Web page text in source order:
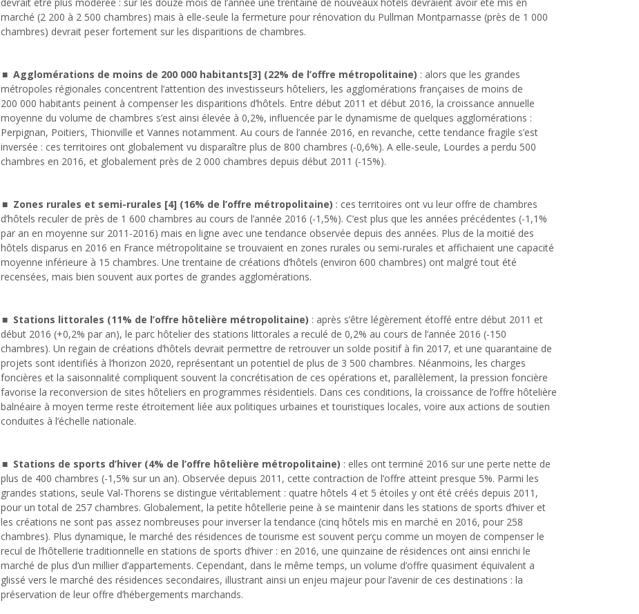
marché (2 200 à 2 500 chambres) mais à elle-seule la fermeture pour rénovation du Pullman Montparnasse (près de 1 000
chambres) devrait peser fortement sur les disparitions de chambres.
Agglomérations de moins de 200 000 habitants[3] (22% de l’offre métropolitaine) : alors que les grandes
métropoles régionales concentrent l’attention des investisseurs hôteliers, les agglomérations françaises de moins de
200 000 habitants peinent à compenser les disparitions d’hôtels. Entre début 2011 et début 2016, la croissance annuelle
moyenne du volume de chambres s’est ainsi élevée à 0,2%, influencée par le dynamisme de quelques agglomérations :
Perpignan, Poitiers, Thionville et Vannes notamment. Au cours de l’année 2016, en revanche, cette tendance fragile s’est
inversée : ces territoires ont globalement vu disparaître plus de 800 chambres (-0,6%). A elle-seule, Lourdes a perdu 500
chambres en 2016, et globalement près de 2 000 chambres depuis début 2011 (-15%).
Zones rurales et semi-rurales [4] (16% de l’offre métropolitaine) : ces territoires ont vu leur offre de chambres
d’hôtels reculer de près de 1 600 chambres au cours de l’année 2016 (-1,5%). C’est plus que les années précédentes (-1,1%
par an en moyenne sur 2011-2016) mais en ligne avec une tendance observée depuis des années. Plus de la moitié des
hôtels disparus en 2016 en France métropolitaine se trouvaient en zones rurales ou semi-rurales et affichaient une capacité
moyenne inférieure à 15 chambres. Une trentaine de créations d’hôtels (environ 600 chambres) ont malgré tout été
recensées, mais bien souvent aux portes de grandes agglomérations.
Stations littorales (11% de l’offre hôtelière métropolitaine) : après s’être légèrement étoffé entre début 2011 et
début 2016 (+0,2% par an), le parc hôtelier des stations littorales a reculé de 0,2% au cours de l’année 2016 (-150
chambres). Un regain de créations d’hôtels devrait permettre de retrouver un solde positif à fin 2017, et une quarantaine de
projets sont identifiés à l’horizon 2020, représentant un potentiel de plus de 3 500 chambres. Néanmoins, les charges
foncières et la saisonnalité compliquent souvent la concrétisation de ces opérations et, parallèlement, la pression foncière
favorise la reconversion de sites hôteliers en programmes résidentiels. Dans ces conditions, la croissance de l’offre hôtelière
balnéaire à moyen terme reste étroitement liée aux politiques urbaines et touristiques locales, voire aux actions de soutien
conduites à l’échelle nationale.
Stations de sports d’hiver (4% de l’offre hôtelière métropolitaine) : elles ont terminé 2016 sur une perte nette de
plus de 400 chambres (-1,5% sur un an). Observée depuis 2011, cette contraction de l’offre atteint presque 5%. Parmi les
grandes stations, seule Val-Thorens se distingue véritablement : quatre hôtels 4 et 5 étoiles y ont été créés depuis 2011,
pour un total de 257 chambres. Globalement, la petite hôtellerie peine à se maintenir dans les stations de sports d’hiver et
les créations ne sont pas assez nombreuses pour inverser la tendance (cinq hôtels mis en marché en 2016, pour 258
chambres). Plus dynamique, le marché des résidences de tourisme est souvent perçu comme un moyen de compenser le
recul de l’hôtellerie traditionnelle en stations de sports d’hiver : en 2016, une quinzaine de résidences ont ainsi enrichi le
marché de plus d’un millier d’appartements. Cependant, dans le même temps, un volume d’offre quasiment équivalent a
glissé vers le marché des résidences secondaires, illustrant ainsi un enjeu majeur pour l’avenir de ces destinations : la
préservation de leur offre d’hébergements marchands.